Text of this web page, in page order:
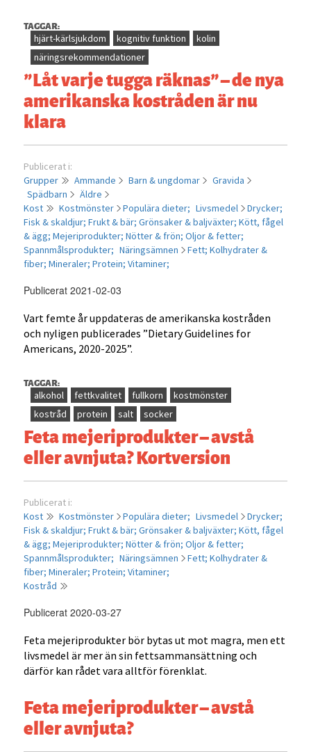
TAGGAR:
hjärt-kärlsjukdom kognitiv funktion
kolin
näringsrekommendationer
”Låt varje tugga räknas” – de nya
amerikanska kostråden är nu
klara
Publicerat i:
Grupper
Ammande Barn & ungdomar
Gravida
Spädbarn
Äldre
Kost
Kostmönster Populära dieter; Livsmedel
Drycker;
Fisk & skaldjur;Frukt & bär;Grönsaker & baljväxter;Kött, fågel
& ägg;Mejeriprodukter;Nötter & frön;Oljor & fetter;
Spannmålsprodukter; Näringsämnen Fett;Kolhydrater &
fiber;Mineraler;Protein;Vitaminer;
Publicerat 2021-02-03
Vart femte år uppdateras de amerikanska kostråden
och nyligen publicerades ”Dietary Guidelines for
Americans, 2020-2025”.
TAGGAR:
alkohol fettkvalitet fullkorn
kostmönster
kostråd
protein salt socker
Feta mejeriprodukter – avstå
eller avnjuta? Kortversion
Publicerat i:
Kost
Kostmönster Populära dieter; Livsmedel
Drycker;
Fisk & skaldjur;Frukt & bär;Grönsaker & baljväxter;Kött, fågel
& ägg;Mejeriprodukter;Nötter & frön;Oljor & fetter;
Spannmålsprodukter; Näringsämnen Fett;Kolhydrater &
fiber;Mineraler;Protein;Vitaminer;
Kostråd
Publicerat 2020-03-27
Feta mejeriprodukter bör bytas ut mot magra, men ett
livsmedel är mer än sin fettsammansättning och
därför kan rådet vara alltför förenklat.
Feta mejeriprodukter – avstå
eller avnjuta?